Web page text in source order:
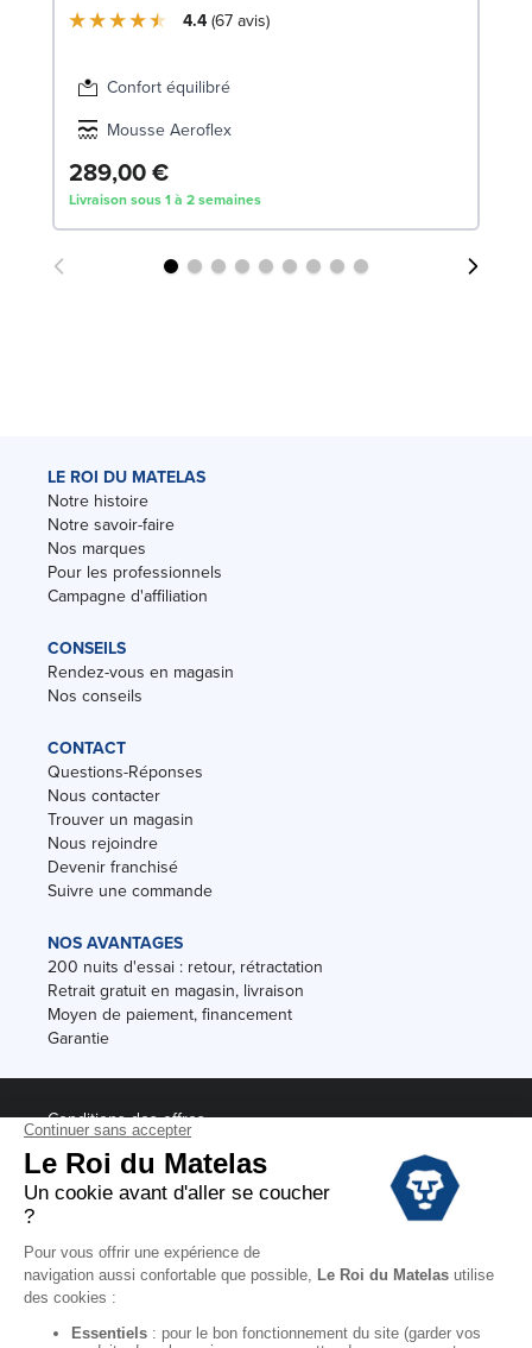
4.4 67 avis
Confort équilibré
Mousse Aeroflex
289,00 €
Livraison sous 1 à 2 semaines
LE ROI DU MATELAS
Notre histoire
Notre savoir-faire
Nos marques
Pour les professionnels
Campagne d'affiliation
CONSEILS
Rendez-vous en magasin
Nos conseils
CONTACT
Questions-Réponses
Nous contacter
Trouver un magasin
Nous rejoindre
Devenir franchisé
Suivre une commande
NOS AVANTAGES
200 nuits d'essai : retour, rétractation
Retrait gratuit en magasin, livraison
Moyen de paiement, financement
Garantie
Conditions des offres
Black Friday
Destockage
Soldes
Conditions Générales de vente magasin
Conditions Générales de vente internet
Mentions Légales
Données personnelles